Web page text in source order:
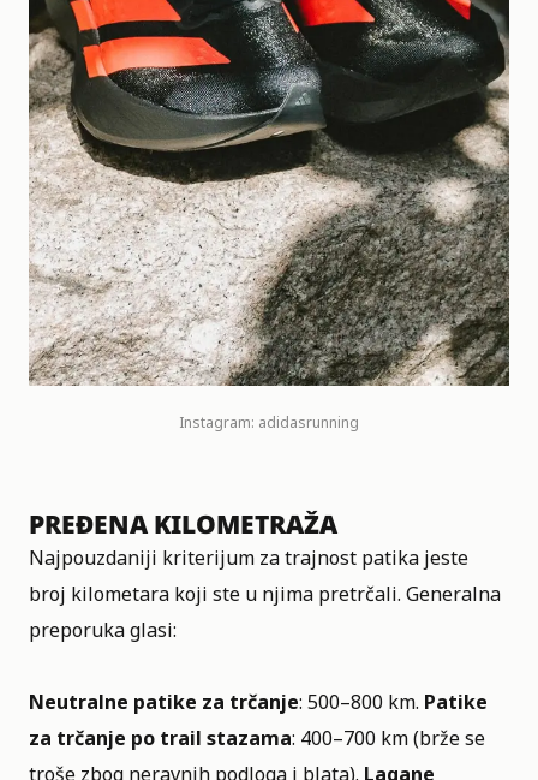
Instagram: adidasrunning
PREĐENA KILOMETRAŽA
Najpouzdaniji kriterijum za trajnost patika jeste
broj kilometara koji ste u njima pretrčali. Generalna
preporuka glasi:
Neutralne patike za trčanje: 500–800 km. Patike
za trčanje po trail stazama: 400–700 km (brže se
troše zbog neravnih podloga i blata). Lagane